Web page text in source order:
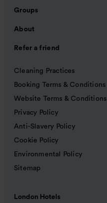
Groups
About
Refer a friend
Cleaning Practices
Booking Terms & Conditions
Website Terms & Conditions
Privacy Policy
Anti-Slavery Policy
Cookie Policy
Environmental Policy
Sitemap
London Hotels